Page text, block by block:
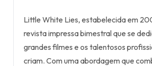
Little White Lies, estabelecida em
revista impressa bimestral que se
grandes filmes e os talentosos
criam. Com uma abordagem que